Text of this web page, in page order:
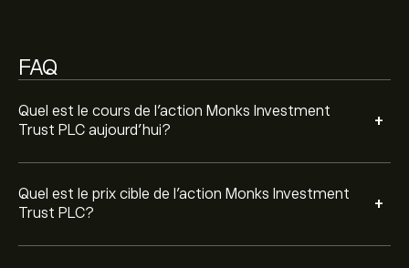
FAQ
Quel est le cours de l'action Monks Investment
Trust PLC aujourd'hui?
+
Quel est le prix cible de l'action Monks Investment
Trust PLC?
+